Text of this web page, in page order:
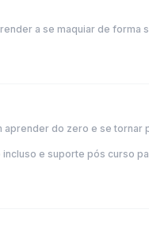
a se maquiar de forma
do zero e se tornar
e suporte pós curso